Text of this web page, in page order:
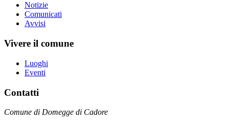
Notizie
Comunicati
Avvisi
Vivere il comune
Luoghi
Eventi
Contatti
Comune di Domegge di Cadore